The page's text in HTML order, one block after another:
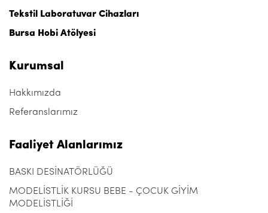
Tekstil Laboratuvar Cihazları
Bursa Hobi Atölyesi
Kurumsal
Hakkımızda
Referanslarımız
Faaliyet Alanlarımız
BASKI DESİNATÖRLÜĞÜ
MODELİSTLİK KURSU BEBE - ÇOCUK GİYİM
MODELİSTLİĞİ